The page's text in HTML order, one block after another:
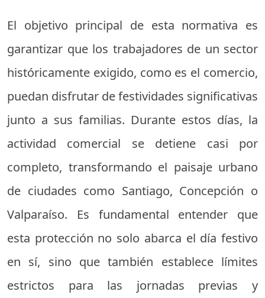
El objetivo principal de esta normativa es
garantizar que los trabajadores de un sector
históricamente exigido, como es el comercio,
puedan disfrutar de festividades significativas
junto a sus familias. Durante estos días, la
actividad comercial se detiene casi por
completo, transformando el paisaje urbano
de ciudades como Santiago, Concepción o
Valparaíso. Es fundamental entender que
esta protección no solo abarca el día festivo
en sí, sino que también establece límites
estrictos para las jornadas previas y